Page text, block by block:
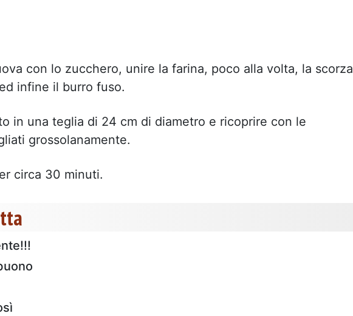
con lo zucchero, unire la farina, poco alla volta, la scorza
infine il burro fuso.
in una teglia di 24 cm di diametro e ricoprire con le
grossolanamente.
circa 30 minuti.